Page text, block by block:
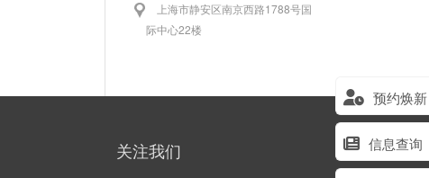
预约焕新
信息查询
上海市静安区南京西路1788号国
际中心22楼
关注我们